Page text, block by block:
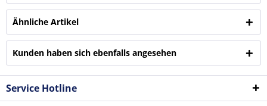
Ähnliche Artikel
Kunden haben sich ebenfalls angesehen
Service Hotline